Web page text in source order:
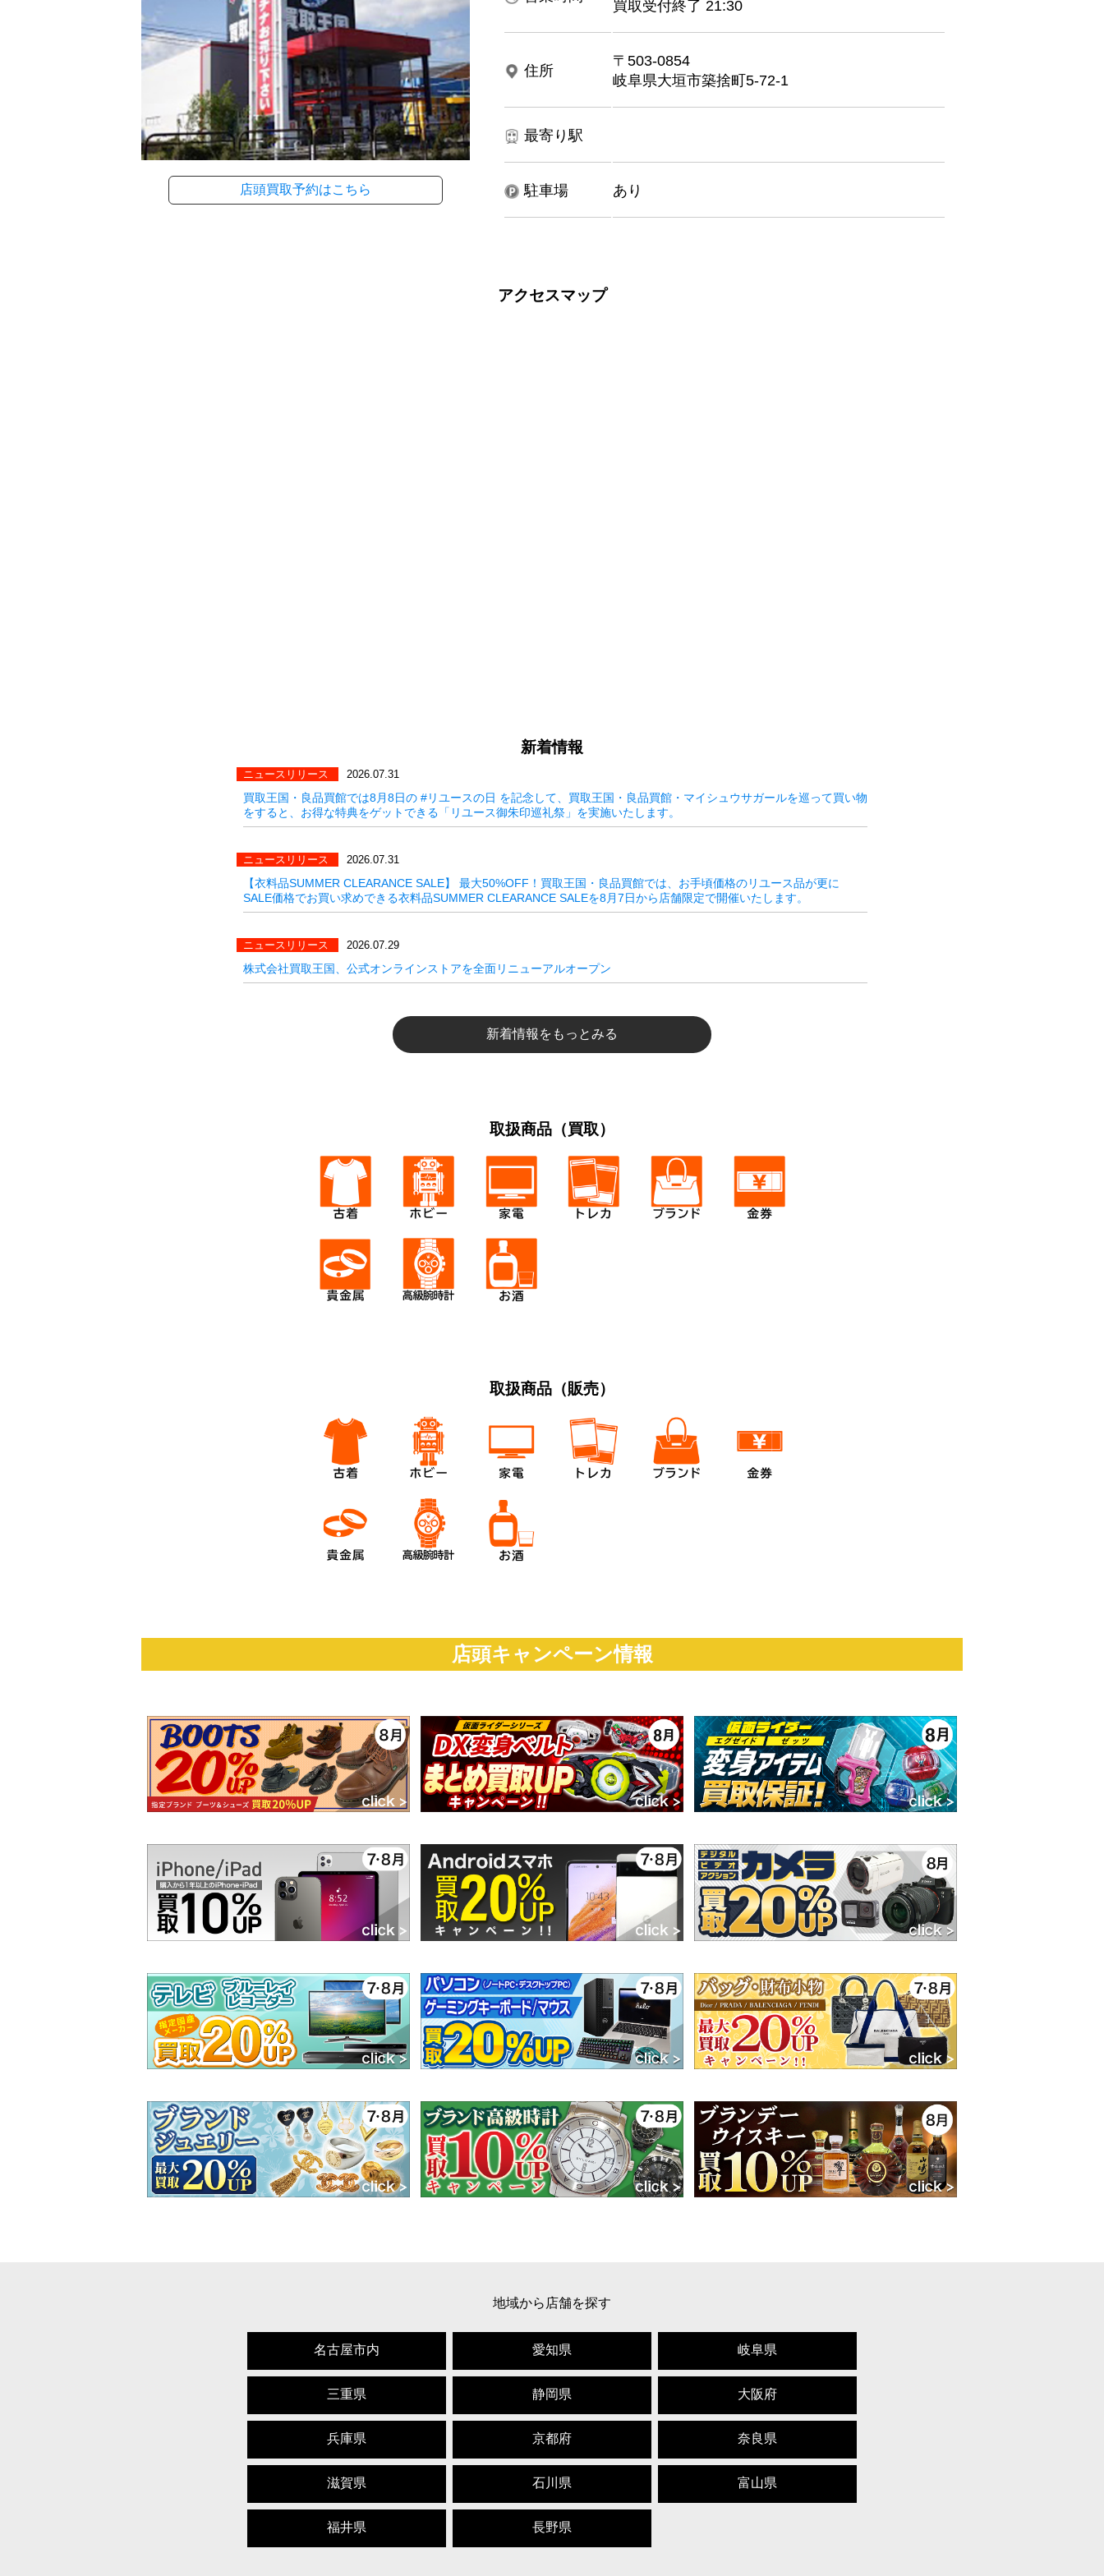
店頭買取予約はこちら
買取受付終了 21:30
住所
〒503-0854
岐阜県大垣市築捨町5-72-1
最寄り駅
駐車場 あり
アクセスマップ
新着情報
ニュースリリース 2026.07.31
買取王国・良品買館では8月8日の #リユースの日 を記念して、買取王国・良品買館・マイシュウサガールを巡って買い物
をすると、お得な特典をゲットできる「リユース御朱印巡礼祭」を実施いたします。
ニュースリリース 2026.07.31
【衣料品SUMMER CLEARANCE SALE】 最大50%OFF！買取王国・良品買館では、お手頃価格のリユース品が更に
SALE価格でお買い求めできる衣料品SUMMER CLEARANCE SALEを8月7日から店舗限定で開催いたします。
ニュースリリース 2026.07.29
株式会社買取王国、公式オンラインストアを全面リニューアルオープン
新着情報をもっとみる
取扱商品（買取）
取扱商品（販売）
店頭キャンペーン情報
地域から店舗を探す
名古屋市内 愛知県 岐阜県
三重県 静岡県 大阪府
兵庫県 京都府 奈良県
滋賀県 石川県 富山県
福井県 長野県